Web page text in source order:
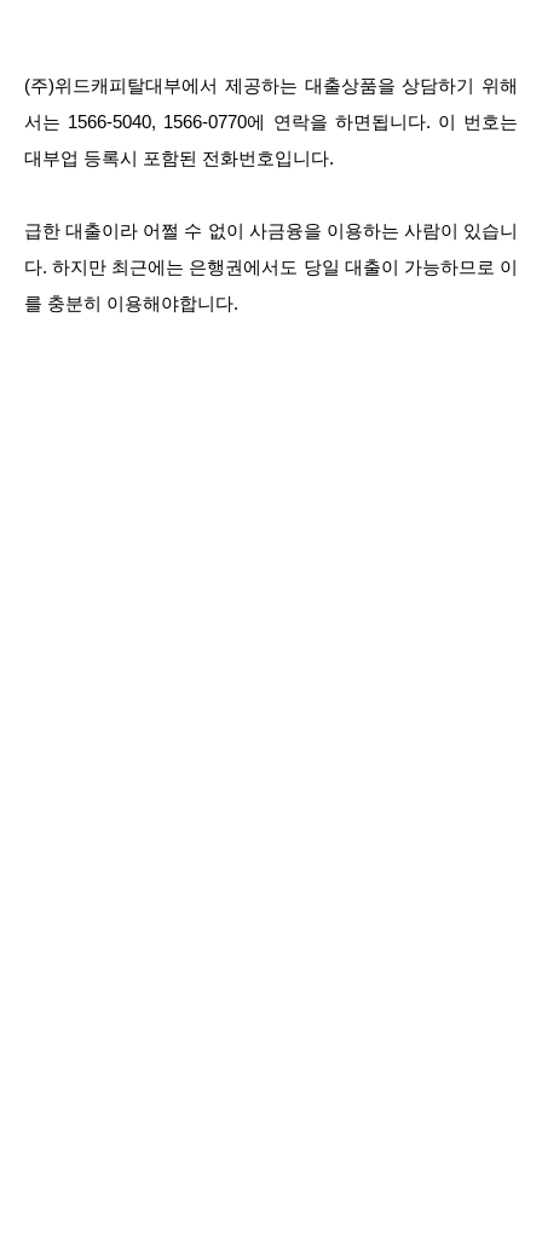
(주)위드캐피탈대부에서 제공하는 대출상품을 상담하기 위해
서는 1566-5040, 1566-0770에 연락을 하면됩니다. 이 번호는
대부업 등록시 포함된 전화번호입니다.
급한 대출이라 어쩔 수 없이 사금융을 이용하는 사람이 있습니
다. 하지만 최근에는 은행권에서도 당일 대출이 가능하므로 이
를 충분히 이용해야합니다.